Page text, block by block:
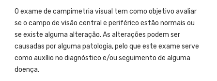
O exame de campimetria visual tem como objetivo avaliar
se o campo de visão central e periférico estão normais ou
se existe alguma alteração. As alterações podem ser
causadas por alguma patologia, pelo que este exame serve
como auxílio no diagnóstico e/ou seguimento de alguma
doença.